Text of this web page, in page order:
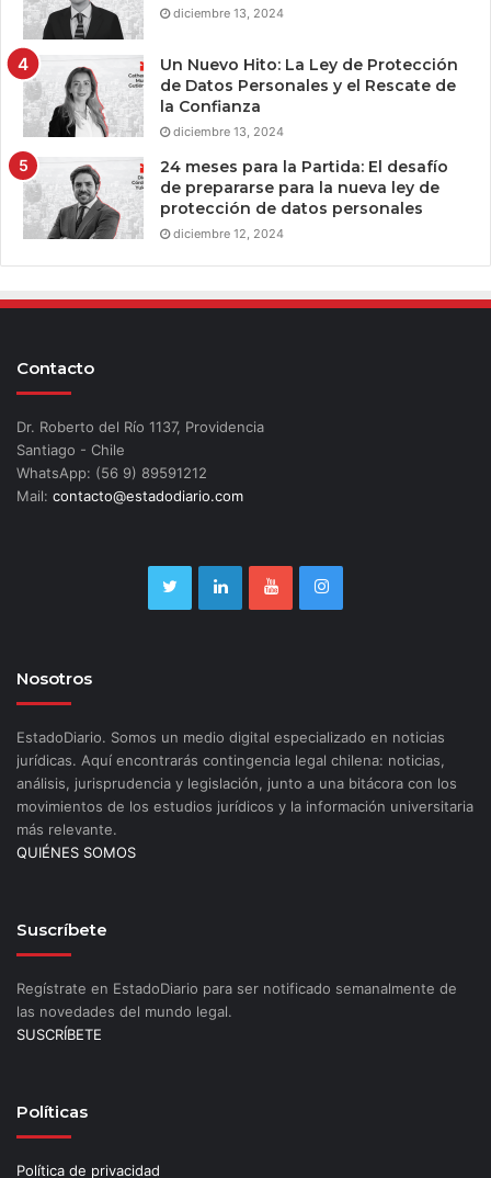
diciembre 13, 2024
Un Nuevo Hito: La Ley de Protección
de Datos Personales y el Rescate de
la Confianza
diciembre 13, 2024
24 meses para la Partida: El desafío
de prepararse para la nueva ley de
protección de datos personales
diciembre 12, 2024
Contacto
Dr. Roberto del Río 1137, Providencia
Santiago - Chile
WhatsApp: (56 9) 89591212
Mail: contacto@estadodiario.com
Nosotros
EstadoDiario. Somos un medio digital especializado en noticias
jurídicas. Aquí encontrarás contingencia legal chilena: noticias,
análisis, jurisprudencia y legislación, junto a una bitácora con los
movimientos de los estudios jurídicos y la información universitaria
más relevante.
QUIÉNES SOMOS
Suscríbete
Regístrate en EstadoDiario para ser notificado semanalmente de
las novedades del mundo legal.
SUSCRÍBETE
Políticas
Política de privacidad